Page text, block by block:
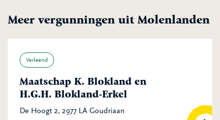
Meer vergunningen uit Molenlanden
Verleend
Maatschap K. Blokland en
H.G.H. Blokland-Erkel
De Hoogt 2, 2977 LA Goudriaan